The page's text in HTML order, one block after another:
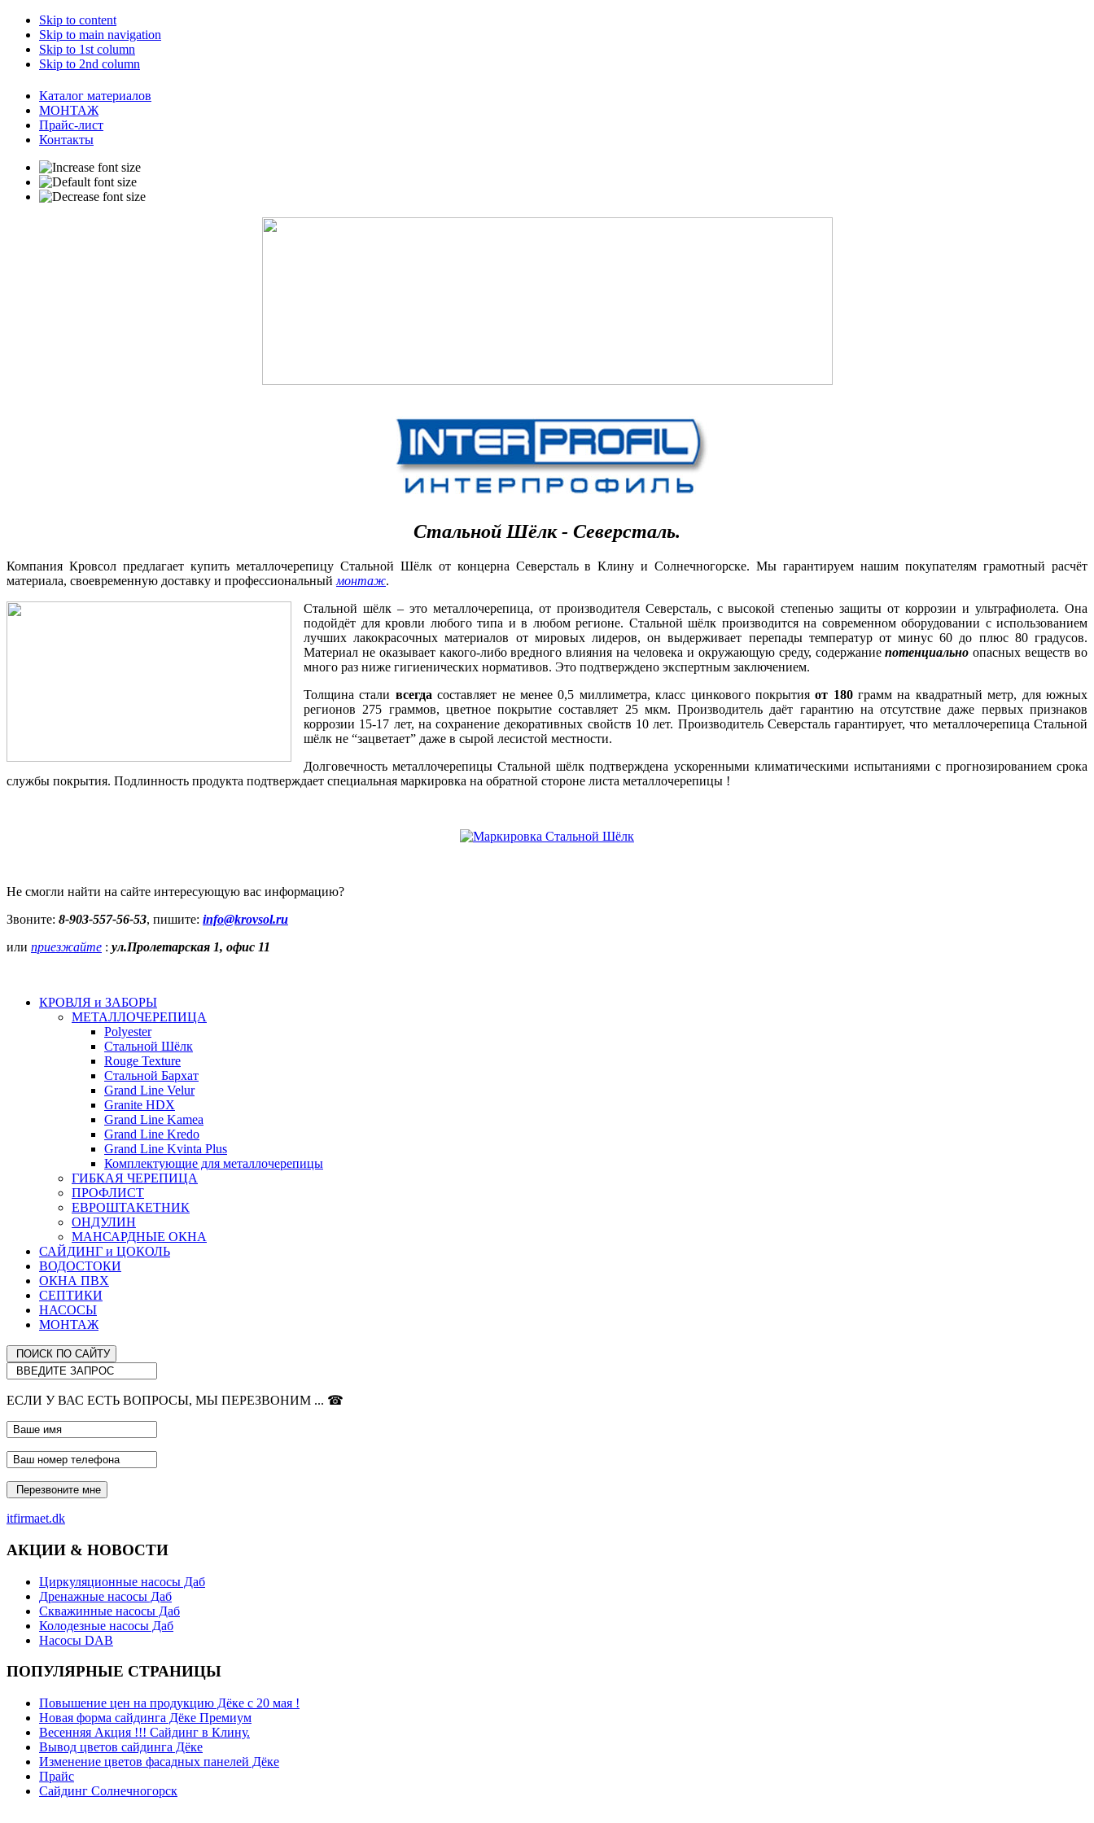
Skip to content
Skip to main navigation
Skip to 1st column
Skip to 2nd column
Каталог материалов
МОНТАЖ
Прайс-лист
Контакты
Стальной Шёлк - Северсталь.
Компания Кровсол предлагает купить металлочерепицу Стальной Шёлк от концерна Северсталь в Клину и Солнечногорске. Мы гарантируем нашим покупателям грамотный расчёт
материала, своевременную доставку и профессиональный монтаж.
Стальной шёлк – это металлочерепица, от производителя Северсталь, с высокой степенью защиты от коррозии и ультрафиолета. Она
подойдёт для кровли любого типа и в любом регионе. Стальной шёлк производится на современном оборудовании с использованием
лучших лакокрасочных материалов от мировых лидеров, он выдерживает перепады температур от минус 60 до плюс 80 градусов.
Материал не оказывает какого-либо вредного влияния на человека и окружающую среду, содержаниепотенциально опасных веществ во
много раз ниже гигиенических нормативов. Это подтверждено экспертным заключением.
Толщина стали всегда составляет не менее 0,5 миллиметра, класс цинкового покрытияот 180грамм на квадратный метр, для южных
регионов 275 граммов, цветное покрытие составляет 25 мкм. Производитель даёт гарантию на отсутствие даже первых признаков
коррозии 15-17 лет, на сохранение декоративных свойств 10 лет. Производитель Северсталь гарантирует, что металлочерепица Стальной
шёлк не “зацветает” даже в сырой лесистой местности.
Долговечность металлочерепицы Стальной шёлк подтверждена ускоренными климатическими испытаниями с прогнозированием срока
службы покрытия. Подлинность продукта подтверждает специальная маркировка на обратной стороне листа металлочерепицы !
Не смогли найти на сайте интересующую вас информацию?
Звоните: 8-903-557-56-53, пишите: info@krovsol.ru
или приезжайте : ул.Пролетарская 1, офис 11
КРОВЛЯ и ЗАБОРЫ
МЕТАЛЛОЧЕРЕПИЦА
Polyester
Стальной Шёлк
Rouge Texture
Стальной Бархат
Grand Line Velur
Granite HDX
Grand Line Kamea
Grand Line Kredo
Grand Line Kvinta Plus
Комплектующие для металлочерепицы
ГИБКАЯ ЧЕРЕПИЦА
ПРОФЛИСТ
ЕВРОШТАКЕТНИК
ОНДУЛИН
МАНСАРДНЫЕ ОКНА
САЙДИНГ и ЦОКОЛЬ
ВОДОСТОКИ
ОКНА ПВХ
СЕПТИКИ
НАСОСЫ
МОНТАЖ
ЕСЛИ У ВАС ЕСТЬ ВОПРОСЫ, МЫ ПЕРЕЗВОНИМ ... ☎
itfirmaet.dk
АКЦИИ & НОВОСТИ
Циркуляционные насосы Даб
Дренажные насосы Даб
Скважинные насосы Даб
Колодезные насосы Даб
Насосы DAB
ПОПУЛЯРНЫЕ СТРАНИЦЫ
Повышение цен на продукцию Дёке с 20 мая !
Новая форма сайдинга Дёке Премиум
Весенняя Акция !!! Сайдинг в Клину.
Вывод цветов сайдинга Дёке
Изменение цветов фасадных панелей Дёке
Прайс
Сайдинг Солнечногорск